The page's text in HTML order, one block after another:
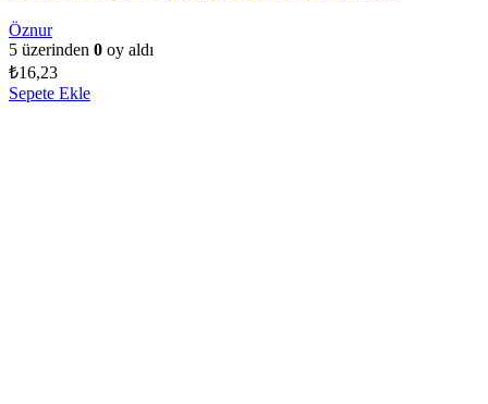
Öznur
5 üzerinden 0 oy aldı
₺16,23
Sepete Ekle